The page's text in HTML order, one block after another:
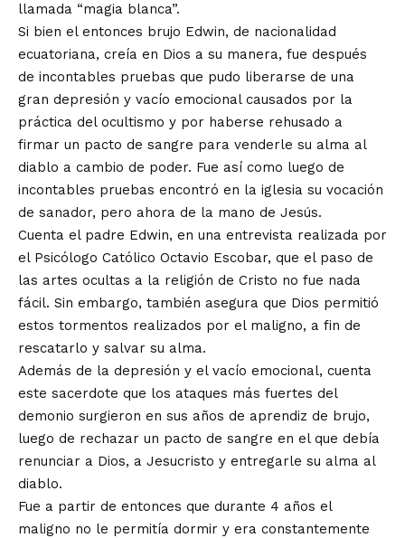
llamada “magia blanca”.
Si bien el entonces brujo Edwin, de nacionalidad
ecuatoriana, creía en Dios a su manera, fue después
de incontables pruebas que pudo liberarse de una
gran depresión y vacío emocional causados por la
práctica del ocultismo y por haberse rehusado a
firmar un pacto de sangre para venderle su alma al
diablo a cambio de poder. Fue así como luego de
incontables pruebas encontró en la iglesia su vocación
de sanador, pero ahora de la mano de Jesús.
Cuenta el padre Edwin, en una entrevista realizada por
el Psicólogo Católico Octavio Escobar, que el paso de
las artes ocultas a la religión de Cristo no fue nada
fácil. Sin embargo, también asegura que Dios permitió
estos tormentos realizados por el maligno, a fin de
rescatarlo y salvar su alma.
Además de la depresión y el vacío emocional, cuenta
este sacerdote que los ataques más fuertes del
demonio surgieron en sus años de aprendiz de brujo,
luego de rechazar un pacto de sangre en el que debía
renunciar a Dios, a Jesucristo y entregarle su alma al
diablo.
Fue a partir de entonces que durante 4 años el
maligno no le permitía dormir y era constantemente